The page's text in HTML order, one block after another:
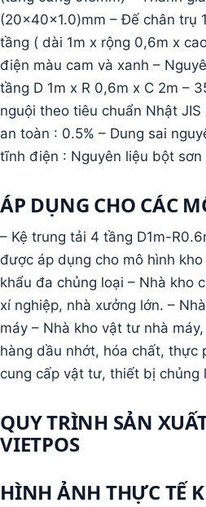
(20x40x1.0)mm – Đế chân trụ
tầng ( dài 1m x rộng 0,6m x
điện màu cam và xanh –
tầng D 1m x R 0,6m x C 2m –
nguội theo tiêu chuẩn Nhật JIS
an toàn : 0.5% – Dung sai
tĩnh điện : Nguyên liệu bột sơn
ÁP DỤNG CHO CÁC
– Kệ trung tải 4 tầng D1m-
được áp dụng cho mô hình
khẩu đa chủng loại – Nhà kho
xí nghiệp, nhà xưởng lớn. –
máy – Nhà kho vật tư nhà
hàng dầu nhớt, hóa chất, thực
cung cấp vật tư, thiết bị chủng
QUY TRÌNH SẢN
VIETPOS
HÌNH ẢNH THỰC TẾ